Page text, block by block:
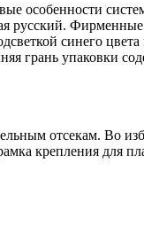
особенности
русский.
синего
грань упаковки
отсекам. Во
крепления